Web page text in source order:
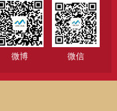
微博 微信